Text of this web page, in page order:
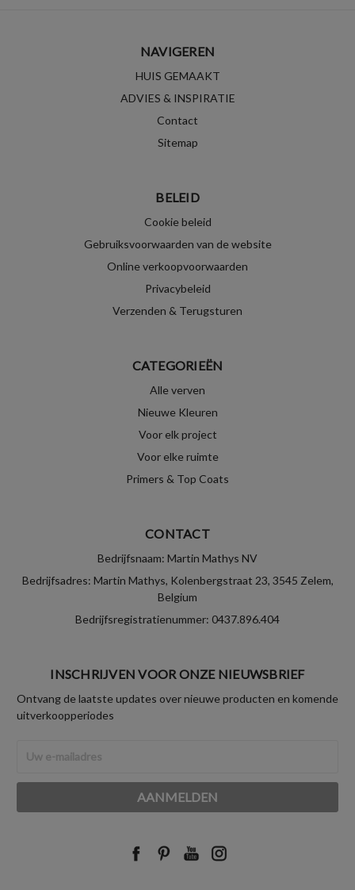
NAVIGEREN
HUIS GEMAAKT
ADVIES & INSPIRATIE
Contact
Sitemap
BELEID
Cookie beleid
Gebruiksvoorwaarden van de website
Online verkoopvoorwaarden
Privacybeleid
Verzenden & Terugsturen
CATEGORIEËN
Alle verven
Nieuwe Kleuren
Voor elk project
Voor elke ruimte
Primers & Top Coats
CONTACT
Bedrijfsnaam: Martin Mathys NV
Bedrijfsadres: Martin Mathys, Kolenbergstraat 23, 3545 Zelem,
Belgium
Bedrijfsregistratienummer: 0437.896.404
INSCHRIJVEN VOOR ONZE NIEUWSBRIEF
Ontvang de laatste updates over nieuwe producten en komende
uitverkoopperiodes
mailadres